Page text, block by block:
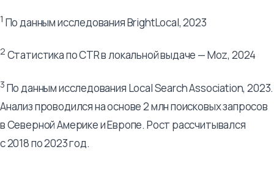
1 По данным исследования BrightLocal, 2023
2 Статистика по CTR в локальной выдаче — Moz, 2024
3 По данным исследования Local Search Association, 2023.
Анализ проводился на основе 2 млн поисковых запросов
в Северной Америке и Европе. Рост рассчитывался
с 2018 по 2023 год.